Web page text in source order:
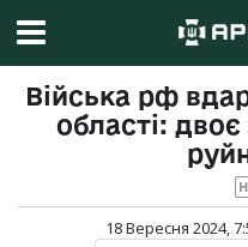
Війська рф
області: двоє
18 Вересня 2024,